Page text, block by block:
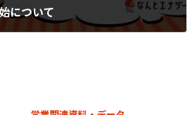
について